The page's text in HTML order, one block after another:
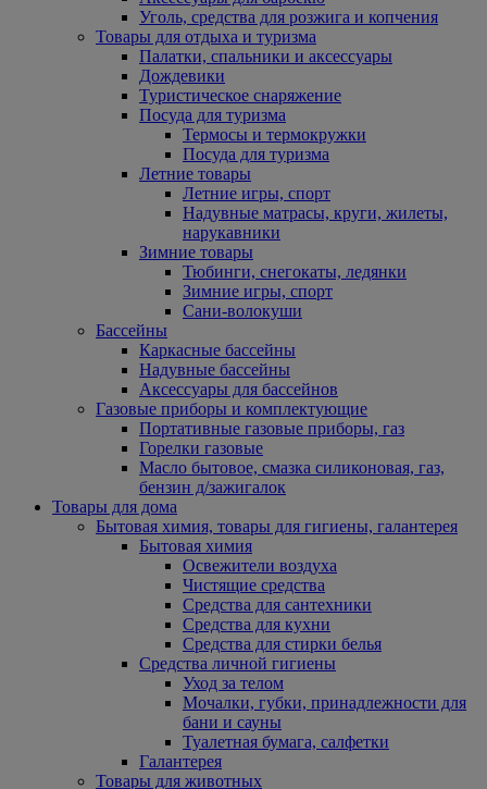
Уголь, средства для розжига и копчения
Товары для отдыха и туризма
Палатки, спальники и аксессуары
Дождевики
Туристическое снаряжение
Посуда для туризма
Термосы и термокружки
Посуда для туризма
Летние товары
Летние игры, спорт
Надувные матрасы, круги, жилеты,
нарукавники
Зимние товары
Тюбинги, снегокаты, ледянки
Зимние игры, спорт
Сани-волокуши
Бассейны
Каркасные бассейны
Надувные бассейны
Аксессуары для бассейнов
Газовые приборы и комплектующие
Портативные газовые приборы, газ
Горелки газовые
Масло бытовое, смазка силиконовая, газ,
бензин д/зажигалок
Товары для дома
Бытовая химия, товары для гигиены, галантерея
Бытовая химия
Освежители воздуха
Чистящие средства
Средства для сантехники
Средства для кухни
Средства для стирки белья
Средства личной гигиены
Уход за телом
Мочалки, губки, принадлежности для
бани и сауны
Туалетная бумага, салфетки
Галантерея
Товары для животных